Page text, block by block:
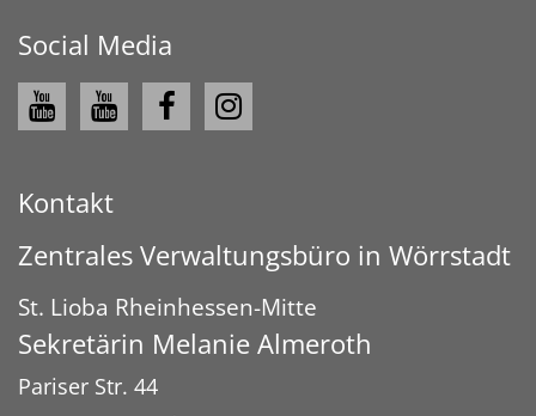
Social Media
Kontakt
Zentrales Verwaltungsbüro in Wörrstadt
St. Lioba Rheinhessen-Mitte
Sekretärin Melanie Almeroth
Pariser Str. 44